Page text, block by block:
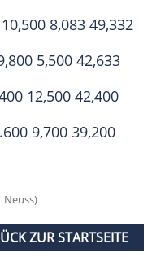
8,083 49,332
5,500 42,633
12,500 42,400
9,700 39,200
Neuss)
ZUR STARTSEITE